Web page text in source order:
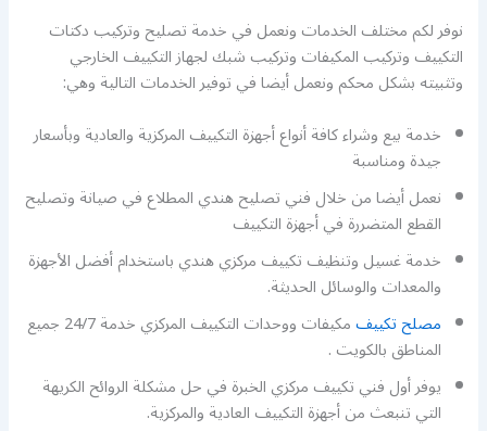
نوفر لكم مختلف الخدمات ونعمل في خدمة تصليح وتركيب دكتات
التكييف وتركيب المكيفات وتركيب شبك لجهاز التكييف الخارجي
وتثبيته بشكل محكم ونعمل أيضا في توفير الخدمات التالية وهي:
خدمة بيع وشراء كافة أنواع أجهزة التكييف المركزية والعادية وبأسعار
جيدة ومناسبة
نعمل أيضا من خلال فني تصليح هندي المطلاع في صيانة وتصليح
القطع المتضررة في أجهزة التكييف
خدمة غسيل وتنظيف تكييف مركزي هندي باستخدام أفضل الأجهزة
والمعدات والوسائل الحديثة.
مصلح تكييف
مكيفات ووحدات التكييف المركزي خدمة 24/7 جميع
المناطق بالكويت .
يوفر أول فني تكييف مركزي الخبرة في حل مشكلة الروائح الكريهة
التي تنبعث من أجهزة التكييف العادية والمركزية.